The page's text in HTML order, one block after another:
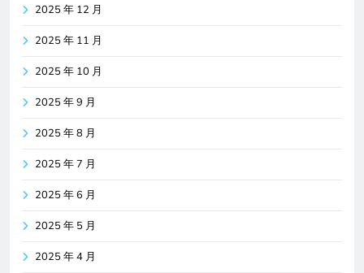
2025 年 12 月
2025 年 11 月
2025 年 10 月
2025 年 9 月
2025 年 8 月
2025 年 7 月
2025 年 6 月
2025 年 5 月
2025 年 4 月